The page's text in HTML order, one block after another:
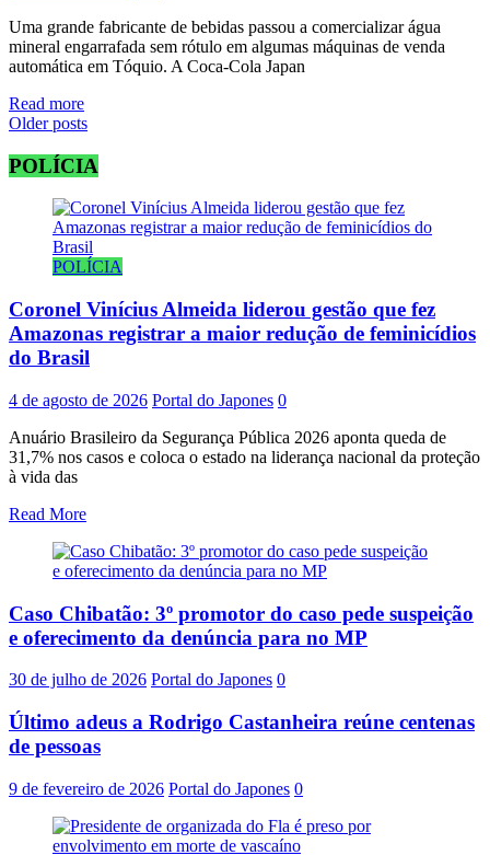
Uma grande fabricante de bebidas passou a comercializar água
mineral engarrafada sem rótulo em algumas máquinas de venda
automática em Tóquio. A Coca-Cola Japan
Read more
Posts
Older posts
POLÍCIA
POLÍCIA
Coronel Vinícius Almeida liderou gestão que fez
Amazonas registrar a maior redução de feminicídios
do Brasil
4 de agosto de 2026 Portal do Japones 0
Anuário Brasileiro da Segurança Pública 2026 aponta queda de
31,7% nos casos e coloca o estado na liderança nacional da proteção
à vida das
Read More
Caso Chibatão: 3º promotor do caso pede suspeição
e oferecimento da denúncia para no MP
30 de julho de 2026 Portal do Japones 0
Último adeus a Rodrigo Castanheira reúne centenas
de pessoas
9 de fevereiro de 2026 Portal do Japones 0